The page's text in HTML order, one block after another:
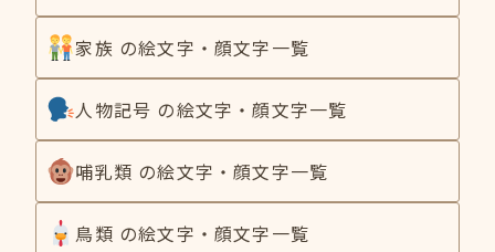
家族 の絵文字・顔文字一覧
人物記号 の絵文字・顔文字一覧
哺乳類 の絵文字・顔文字一覧
鳥類 の絵文字・顔文字一覧